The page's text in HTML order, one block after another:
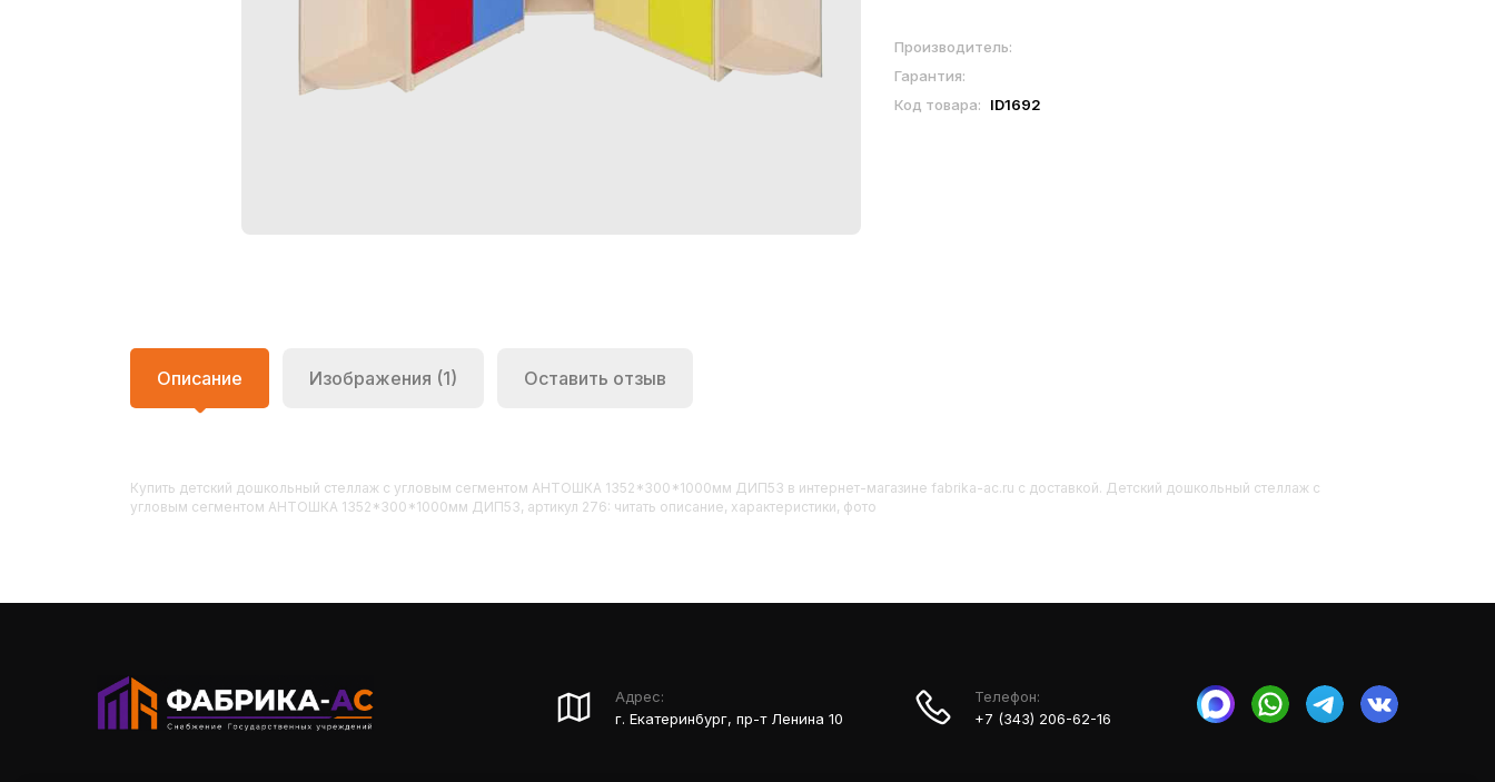
Производитель:
Гарантия:
Код товара:
ID1692
Описание Изображения (1) Оставить отзыв
Купить Детский дошкольный стеллаж с угловым сегментом АНТОШКА 1352*300*1000мм ДИП53 в интернет-магазине fabrika-ac.ru с доставкой. Детский дошкольный стеллаж с
угловым сегментом АНТОШКА 1352*300*1000мм ДИП53, артикул 276: читать описание, характеристики, фото
Адрес:
г. Екатеринбург, пр-т Ленина 10
Телефон:
+7 (343) 206-62-16